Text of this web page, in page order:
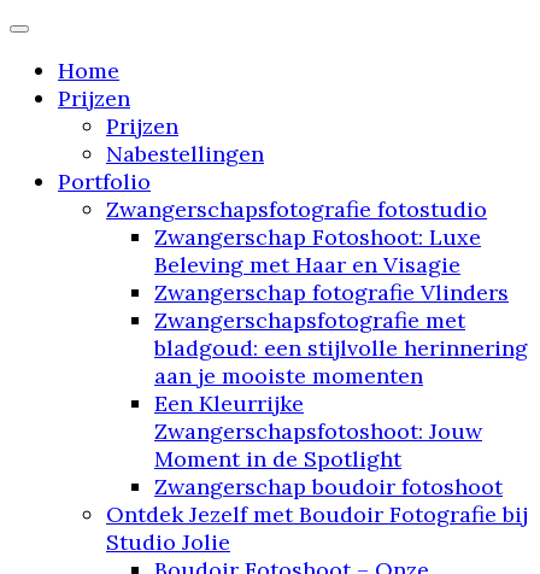
verhaal tot leven komt"
Home
Prijzen
Prijzen
Nabestellingen
Portfolio
Zwangerschapsfotografie fotostudio
Zwangerschap Fotoshoot: Luxe
Beleving met Haar en Visagie
Zwangerschap fotografie Vlinders
Zwangerschapsfotografie met
bladgoud: een stijlvolle herinnering
aan je mooiste momenten
Een Kleurrijke
Zwangerschapsfotoshoot: Jouw
Moment in de Spotlight
Zwangerschap boudoir fotoshoot
Ontdek Jezelf met Boudoir Fotografie bij
Studio Jolie